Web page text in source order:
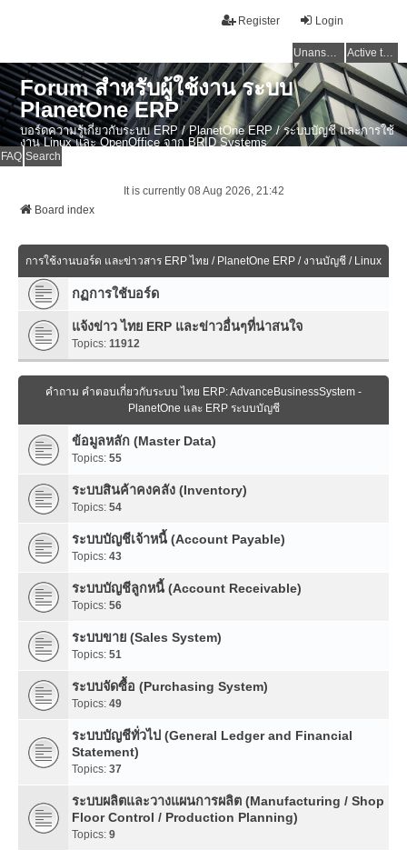
Login
Register
Unanswered topics Active topics
Forum สำหรับผู้ใช้งาน ระบบ
PlanetOne ERP
บอร์ดความรู้เกี่ยวกับระบบ ERP / PlanetOne ERP / ระบบบัญชี และการใช้
งาน Linux และ OpenOffice จาก BRID Systems
FAQ Search
It is currently 08 Aug 2026, 21:42
Board index
การใช้งานบอร์ด และข่าวสาร ERP ไทย / PlanetOne ERP / งานบัญชี / Linux
กฏการใช้บอร์ด
แจ้งข่าว ไทย ERP และข่าวอื่นๆที่น่าสนใจ
Topics: 11912
คำถาม คำตอบเกี่ยวกับระบบ ไทย ERP: AdvanceBusinessSystem -
PlanetOne และ ERP ระบบบัญชี
ข้อมูลหลัก (Master Data)
Topics: 55
ระบบสินค้าคงคลัง (Inventory)
Topics: 54
ระบบบัญชีเจ้าหนี้ (Account Payable)
Topics: 43
ระบบบัญชีลูกหนี้ (Account Receivable)
Topics: 56
ระบบขาย (Sales System)
Topics: 51
ระบบจัดซื้อ (Purchasing System)
Topics: 49
ระบบบัญชีทั่วไป (General Ledger and Financial
Statement)
Topics: 37
ระบบผลิตและวางแผนการผลิต (Manufacturing / Shop
Floor Control / Production Planning)
Topics: 9